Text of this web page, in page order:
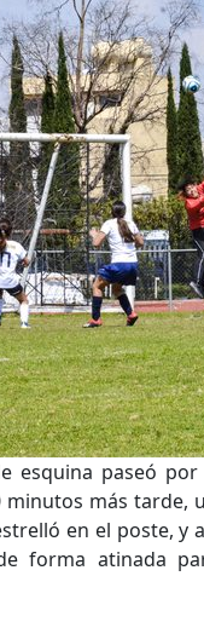
esquina paseó
más tarde,
en el poste, y
forma atinada